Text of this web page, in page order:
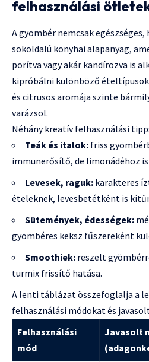
felhasználási
A gyömbér nemcsak
sokoldalú konyhai alapanyag,
porítva vagy akár kandírozva is
kipróbálni különböző
és citrusos aromája szinte
varázsol.
Néhány kreatív felhasználási tipp:
Teák és italok: friss
immunerősítő, de limonádéhoz
Levesek, raguk: karakteres
ételeknek, levesbetétként is
Sütemények, édességek:
gyömbéres keksz fűszereként
Smoothiek: reszelt
turmix frissítő hatása.
A lenti táblázat összefoglalja a
felhasználási módokat és
Felhasználási
mód
Javasolt